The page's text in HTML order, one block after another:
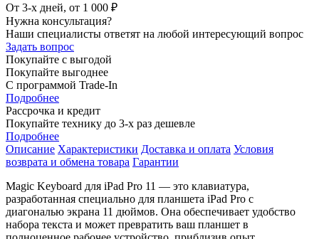
От 3-х дней, от 1 000 ₽
Нужна консультация?
Наши специалисты ответят на любой интересующий вопрос
Задать вопрос
Покупайте с выгодой
Покупайте выгоднее
С программой Trade-In
Подробнее
Рассрочка и кредит
Покупайте технику до 3-х раз дешевле
Подробнее
Описание Характеристики Доставка и оплата Условия
возврата и обмена товара Гарантии
Magic Keyboard для iPad Pro 11 — это клавиатура,
разработанная специально для планшета iPad Pro с
диагональю экрана 11 дюймов. Она обеспечивает удобство
набора текста и может превратить ваш планшет в